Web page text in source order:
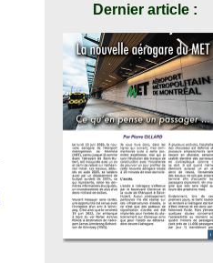
Dernier article :